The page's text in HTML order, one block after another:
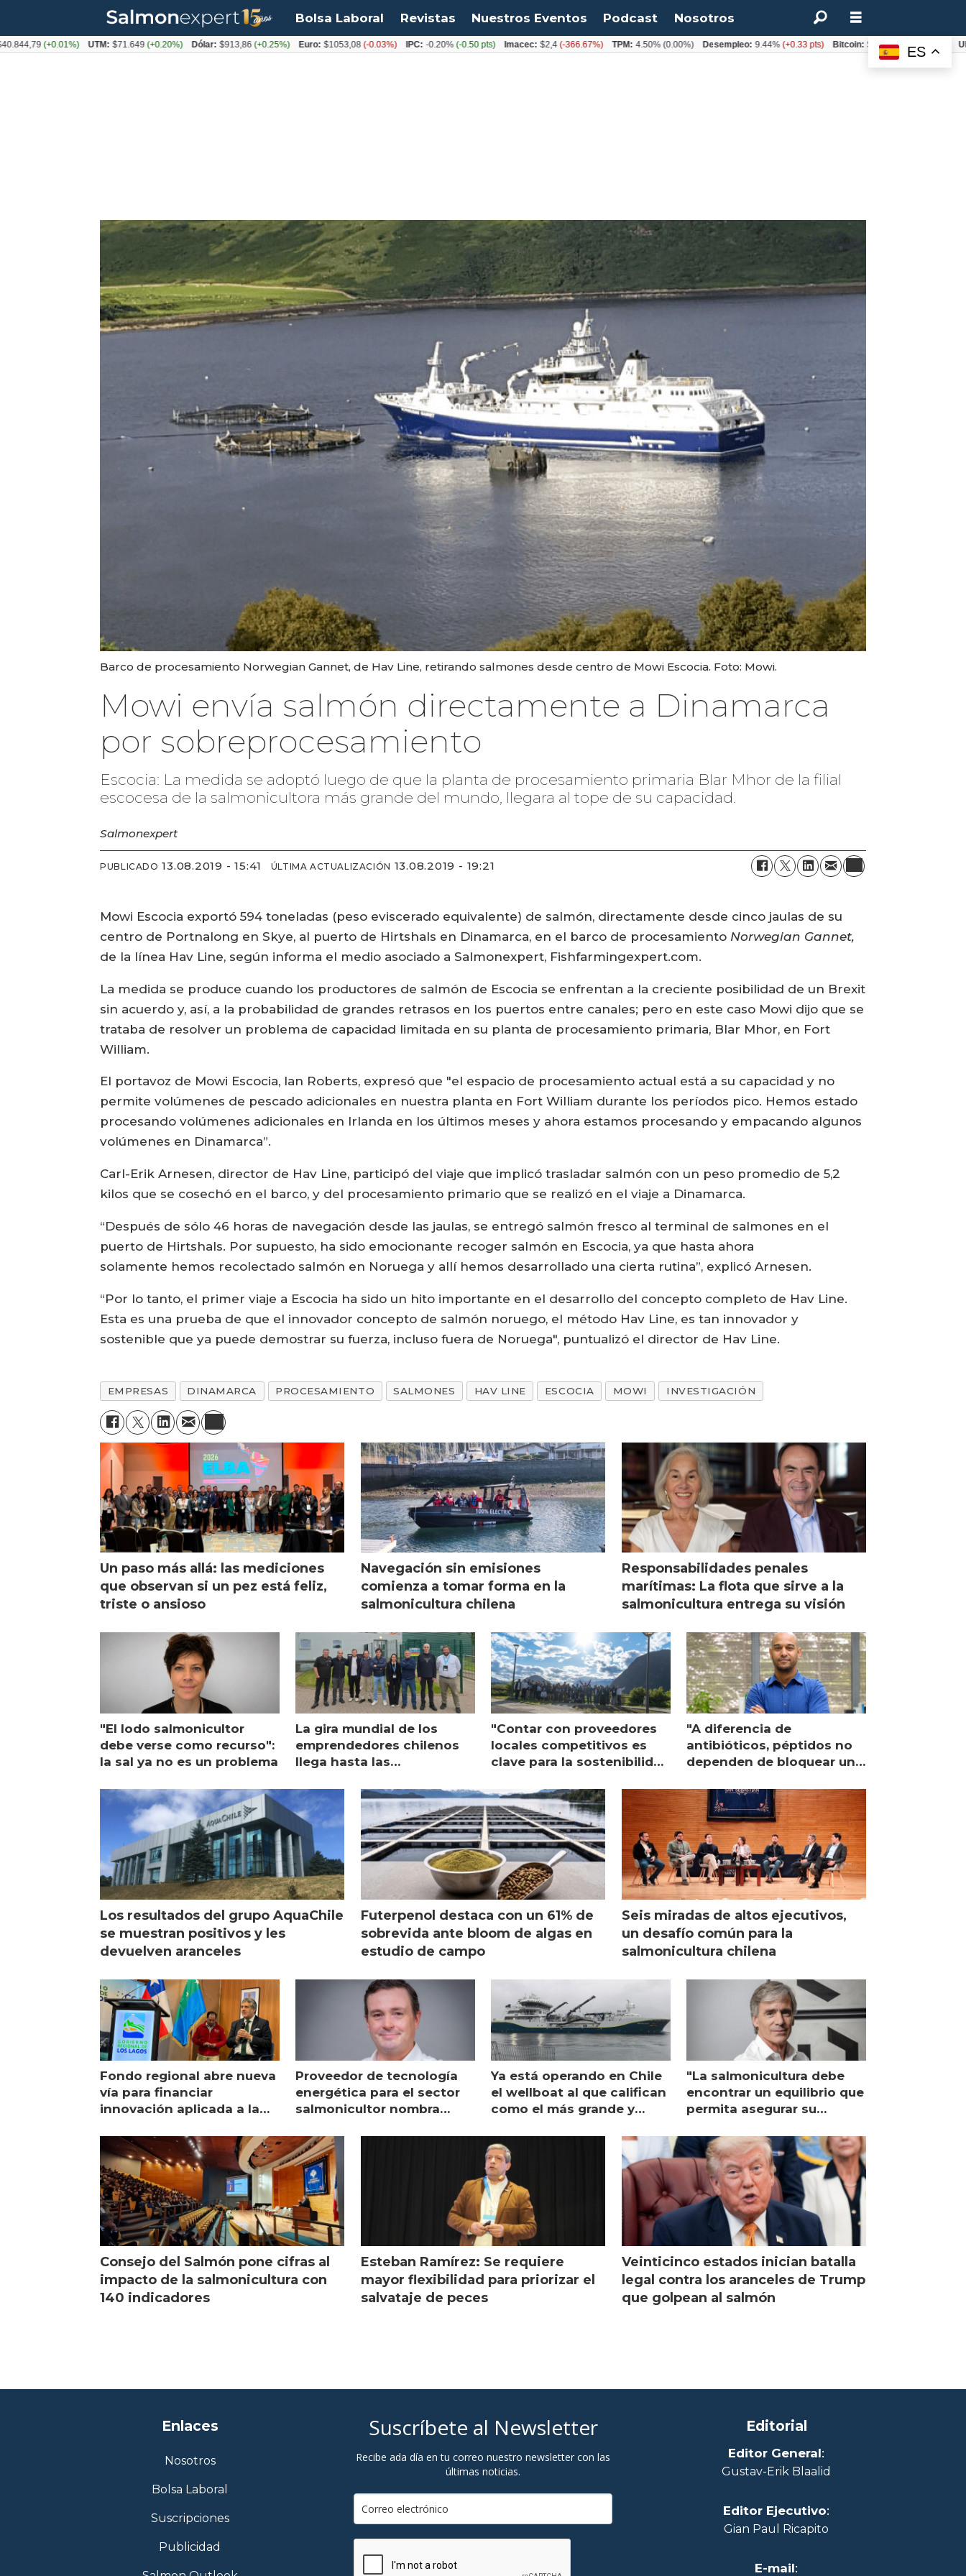
Bolsa Laboral Revistas Nuestros Eventos Podcast Nosotros
Barco de procesamiento Norwegian Gannet, de Hav Line, retirando salmones desde centro de Mowi Escocia. Foto: Mowi.
Mowi envía salmón directamente a Dinamarca
por sobreprocesamiento
Escocia: La medida se adoptó luego de que la planta de procesamiento primaria Blar Mhor de la filial
escocesa de la salmonicultora más grande del mundo, llegara al tope de su capacidad.
Salmonexpert
PUBLICADO 13.08.2019 - 15:41 ÚLTIMA ACTUALIZACIÓN 13.08.2019 - 19:21
Mowi Escocia exportó 594 toneladas (peso eviscerado equivalente) de salmón, directamente desde cinco jaulas de su
centro de Portnalong en Skye, al puerto de Hirtshals en Dinamarca, en el barco de procesamiento Norwegian Gannet,
de la línea Hav Line, según informa el medio asociado a Salmonexpert, Fishfarmingexpert.com.
La medida se produce cuando los productores de salmón de Escocia se enfrentan a la creciente posibilidad de un Brexit
sin acuerdo y, así, a la probabilidad de grandes retrasos en los puertos entre canales; pero en este caso Mowi dijo que se
trataba de resolver un problema de capacidad limitada en su planta de procesamiento primaria, Blar Mhor, en Fort
William.
El portavoz de Mowi Escocia, Ian Roberts, expresó que "el espacio de procesamiento actual está a su capacidad y no
permite volúmenes de pescado adicionales en nuestra planta en Fort William durante los períodos pico. Hemos estado
procesando volúmenes adicionales en Irlanda en los últimos meses y ahora estamos procesando y empacando algunos
volúmenes en Dinamarca”.
Carl-Erik Arnesen, director de Hav Line, participó del viaje que implicó trasladar salmón con un peso promedio de 5,2
kilos que se cosechó en el barco, y del procesamiento primario que se realizó en el viaje a Dinamarca.
“Después de sólo 46 horas de navegación desde las jaulas, se entregó salmón fresco al terminal de salmones en el
puerto de Hirtshals. Por supuesto, ha sido emocionante recoger salmón en Escocia, ya que hasta ahora
solamente hemos recolectado salmón en Noruega y allí hemos desarrollado una cierta rutina”, explicó Arnesen.
“Por lo tanto, el primer viaje a Escocia ha sido un hito importante en el desarrollo del concepto completo de Hav Line.
Esta es una prueba de que el innovador concepto de salmón noruego, el método Hav Line, es tan innovador y
sostenible que ya puede demostrar su fuerza, incluso fuera de Noruega", puntualizó el director de Hav Line.
EMPRESAS DINAMARCA PROCESAMIENTO SALMONES HAV LINE ESCOCIA MOWI INVESTIGACIÓN
Un paso más allá: las mediciones
que observan si un pez está feliz,
triste o ansioso
Navegación sin emisiones
comienza a tomar forma en la
salmonicultura chilena
Responsabilidades penales
marítimas: La flota que sirve a la
salmonicultura entrega su visión
"El lodo salmonicultor
debe verse como recurso":
la sal ya no es un problema
La gira mundial de los
emprendedores chilenos
llega hasta las
Escocia
"Contar con proveedores
locales competitivos es
clave para la sostenibilidad
"A diferencia de
antibióticos, péptidos no
dependen de bloquear una
Los resultados del grupo AquaChile
se muestran positivos y les
devuelven aranceles
Futerpenol destaca con un 61% de
sobrevida ante bloom de algas en
estudio de campo
Seis miradas de altos ejecutivos,
un desafío común para la
salmonicultura chilena
Fondo regional abre nueva
vía para financiar
innovación aplicada a la
Proveedor de tecnología
energética para el sector
salmonicultor nombra
Ya está operando en Chile
el wellboat al que califican
como el más grande y
"La salmonicultura debe
encontrar un equilibrio que
permita asegurar su
Consejo del Salmón pone cifras al
impacto de la salmonicultura con
140 indicadores
Esteban Ramírez: Se requiere
mayor flexibilidad para priorizar el
salvataje de peces
Veinticinco estados inician batalla
legal contra los aranceles de Trump
que golpean al salmón
Enlaces
Nosotros
Bolsa Laboral
Suscripciones
Publicidad
Suscríbete al Newsletter
Recibe ada día en tu correo nuestro newsletter con las
últimas noticias.
Editorial
Editor General:
Gustav-Erik Blaalid
Editor Ejecutivo:
Gian Paul Ricapito
E-mail:
ES
(+0.01%) UTM: $71.649(+0.20%) Dólar: $913,86(+0.25%) Euro: $1053,08(-0.03%) IPC: -0.20%(-0.50 pts) Imacec: $2,4(-366.67%) TPM: 4.50%(0.00%) Desempleo: 9.44%(+0.33 pts) Bitcoin: $64.600,08(+2.93%)